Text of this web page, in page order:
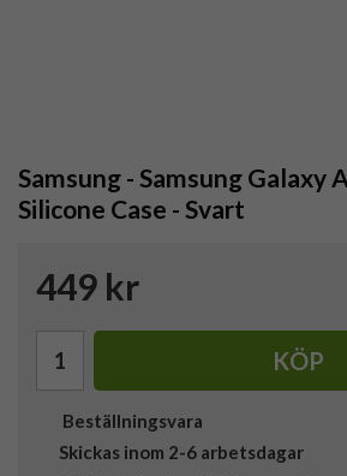
Samsung - Samsung Galaxy
Silicone Case - Svart
449 kr
KÖP
Beställningsvara
Skickas inom 2-6 arbetsdagar